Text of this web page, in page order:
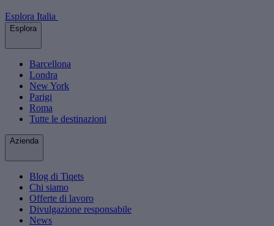
Esplora Italia
Esplora
Barcellona
Londra
New York
Parigi
Roma
Tutte le destinazioni
Azienda
Blog di Tiqets
Chi siamo
Offerte di lavoro
Divulgazione responsabile
News